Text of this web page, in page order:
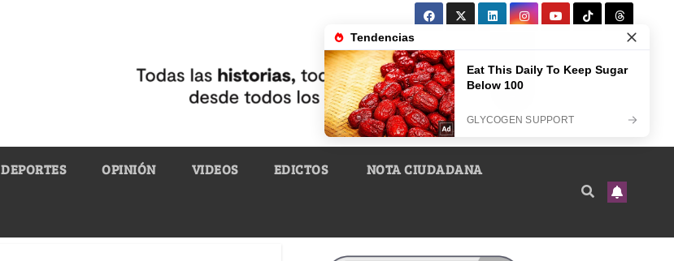
DEPORTES OPINIÓN VIDEOS EDICTOS NOTA CIUDADANA